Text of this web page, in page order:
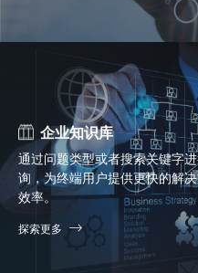
企业知识库
通过问题类型或者搜索关键字
询，为终端用户提供更快的解
效率。
探索更多